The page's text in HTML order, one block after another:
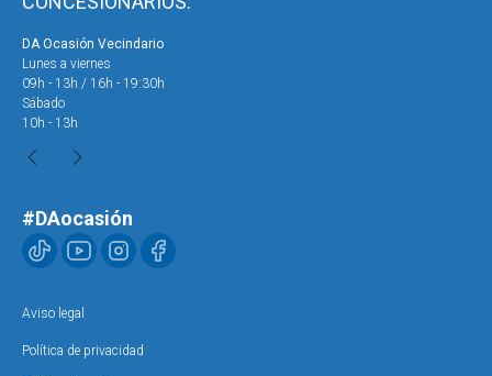
DA Ocasión Vecindario
Lunes a viernes
09h - 13h / 16h - 19:30h
Sábado
10h - 13h
#DAocasión
Aviso legal
Política de privacidad